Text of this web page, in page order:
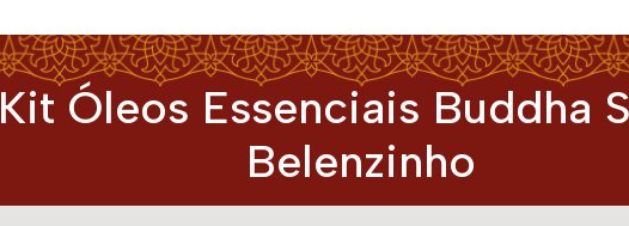
Kit Óleos Essenciais Buddha
Belenzinho